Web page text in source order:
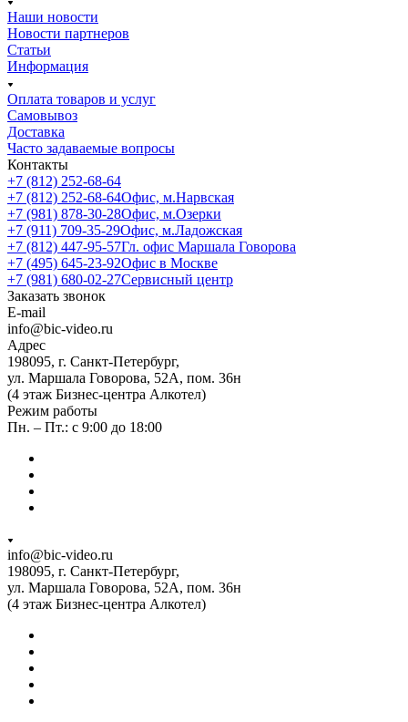
Наши новости
Новости партнеров
Статьи
Информация
Оплата товаров и услуг
Самовывоз
Доставка
Часто задаваемые вопросы
Контакты
+7 (812) 252-68-64
+7 (812) 252-68-64Офис, м.Нарвская
+7 (981) 878-30-28Офис, м.Озерки
+7 (911) 709-35-29Офис, м.Ладожская
+7 (812) 447-95-57Гл. офис Маршала Говорова
+7 (495) 645-23-92Офис в Москве
+7 (981) 680-02-27Сервисный центр
Заказать звонок
E-mail
info@bic-video.ru
Адрес
198095, г. Санкт-Петербург,
ул. Маршала Говорова, 52А, пом. 36н
(4 этаж Бизнес-центра Алкотел)
Режим работы
Пн. – Пт.: с 9:00 до 18:00
info@bic-video.ru
198095, г. Санкт-Петербург,
ул. Маршала Говорова, 52А, пом. 36н
(4 этаж Бизнес-центра Алкотел)